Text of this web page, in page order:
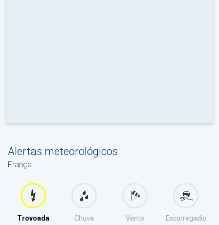
Alertas meteorológicos
França
Trovoada Chuva Vento Escorregadio